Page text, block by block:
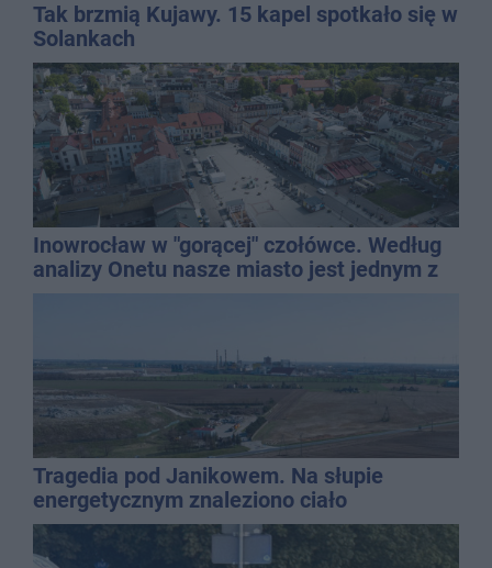
Tak brzmią Kujawy. 15 kapel spotkało się w
Solankach
Inowrocław w "gorącej" czołówce. Według
analizy Onetu nasze miasto jest jednym z
Tragedia pod Janikowem. Na słupie
energetycznym znaleziono ciało
mężczyzny